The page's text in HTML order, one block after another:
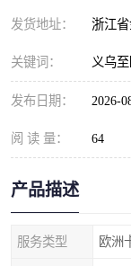
发货地址： 浙江
关键词： 义乌
发布日期： 2026-
阅 读 量： 64
产品描述
服务类型 欧洲